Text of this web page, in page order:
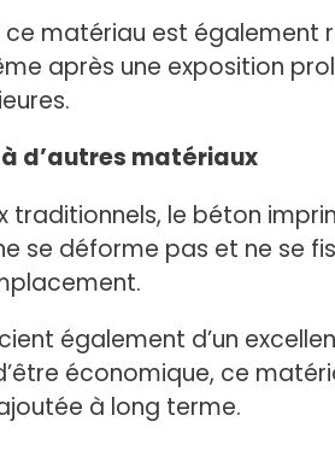
ce matériau est également
après une exposition
d’autres matériaux
traditionnels, le béton
se déforme pas et ne se
également d’un
économique, ce
à long terme.